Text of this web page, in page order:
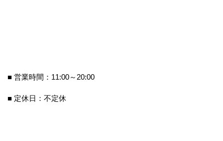
■ 営業時間：11:00～20:00
■ 定休日：不定休